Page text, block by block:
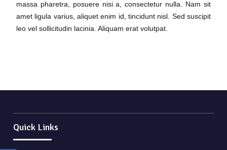
massa pharetra, posuere nisi a, consectetur nulla. Nam sit
amet ligula varius, aliquet enim id, tincidunt nisl. Sed suscipit
leo vel sollicitudin lacinia. Aliquam erat volutpat.
Quick Links